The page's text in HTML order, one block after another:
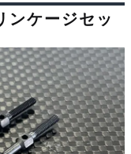
ケージセッ